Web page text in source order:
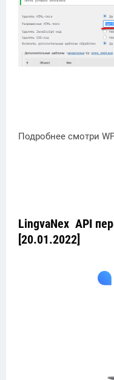
Подробнее смотри
LingvaNex API
[20.01.2022]